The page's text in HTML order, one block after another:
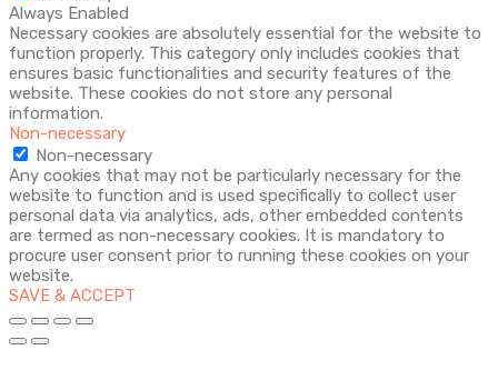
Always Enabled
Necessary cookies are absolutely essential for the website to
function properly. This category only includes cookies that
ensures basic functionalities and security features of the
website. These cookies do not store any personal
information.
Non-necessary
Non-necessary
Any cookies that may not be particularly necessary for the
website to function and is used specifically to collect user
personal data via analytics, ads, other embedded contents
are termed as non-necessary cookies. It is mandatory to
procure user consent prior to running these cookies on your
website.
SAVE & ACCEPT